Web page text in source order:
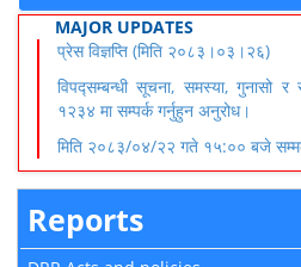
MAJOR UPDATES
प्रेस विज्ञप्ति (मिति २०८३।०३।२६)
विपद्सम्बन्धी सूचना, समस्या, गुनासो
१२३४ मा सम्पर्क गर्नुहुन अनुरोध।
मिति २०८३/०४/२२ गते १५:०० बजे
Reports